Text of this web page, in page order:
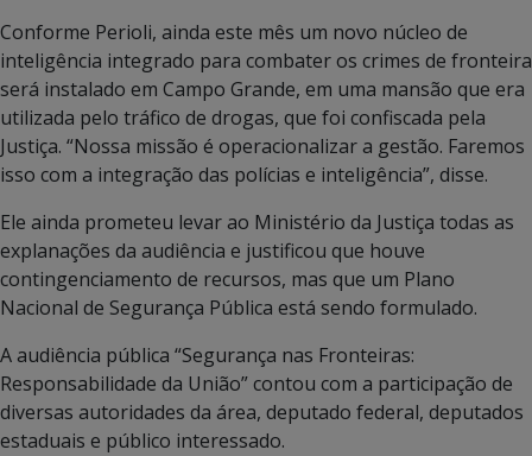
Conforme Perioli, ainda este mês um novo núcleo de
inteligência integrado para combater os crimes de fronteira
será instalado em Campo Grande, em uma mansão que era
utilizada pelo tráfico de drogas, que foi confiscada pela
Justiça. “Nossa missão é operacionalizar a gestão. Faremos
isso com a integração das polícias e inteligência”, disse.
Ele ainda prometeu levar ao Ministério da Justiça todas as
explanações da audiência e justificou que houve
contingenciamento de recursos, mas que um Plano
Nacional de Segurança Pública está sendo formulado.
A audiência pública “Segurança nas Fronteiras:
Responsabilidade da União” contou com a participação de
diversas autoridades da área, deputado federal, deputados
estaduais e público interessado.